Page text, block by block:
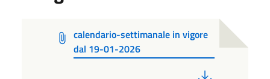
calendario-settimanale in vigore
dal 19-01-2026